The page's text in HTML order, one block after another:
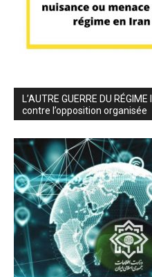
L’AUTRE GUERRE DU
contre l’opposition organisée